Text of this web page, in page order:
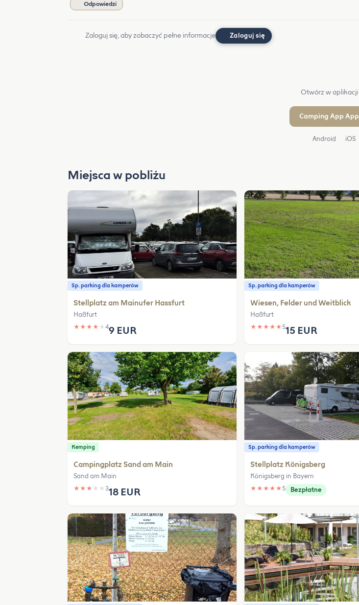
Odpowiedzi
Zaloguj się, aby zobaczyć pełne informacje Zaloguj się
Otwórz w aplikacji
Camping App App
Android iOS
Miejsca w pobliżu
Sp. parking dla kamperów
Stellplatz am Mainufer Hassfurt
Haßfurt
★ ★ ★ ★ ★ 49 EUR
Sp. parking dla kamperów
Wiesen, Felder und Weitblick
Haßfurt
★ ★ ★ ★ ★515 EUR
Kemping
Campingplatz Sand am Main
Sand am Main
★ ★ ★ ★ ★ 318 EUR
Sp. parking dla kamperów
Stellplatz Königsberg
Königsberg in Bayern
★ ★ ★ ★ ★5 Bezpłatne